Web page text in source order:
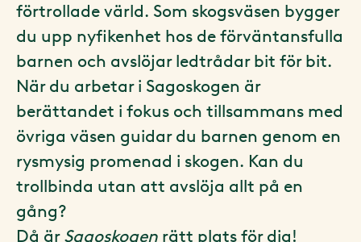
förtrollade värld. Som skogsväsen bygger
du upp nyfikenhet hos de förväntansfulla
barnen och avslöjar ledtrådar bit för bit.
När du arbetar i Sagoskogen är
berättandet i fokus och tillsammans med
övriga väsen guidar du barnen genom en
rysmysig promenad i skogen. Kan du
trollbinda utan att avslöja allt på en
gång?
Då är Sagoskogen rätt plats för dig!